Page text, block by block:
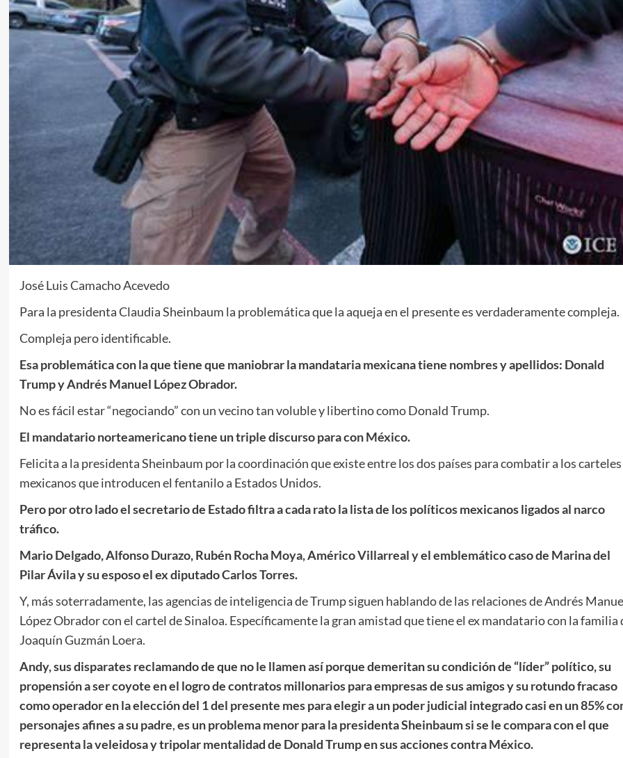
José Luis Camacho Acevedo
Para la presidenta Claudia Sheinbaum la problemática que la aqueja en el presente es verdaderamente compleja.
Compleja pero identificable.
Esa problemática con la que tiene que maniobrar la mandataria mexicana tiene nombres y apellidos: Donald
Trump y Andrés Manuel López Obrador.
No es fácil estar “negociando” con un vecino tan voluble y libertino como Donald Trump.
El mandatario norteamericano tiene un triple discurso para con México.
Felicita a la presidenta Sheinbaum por la coordinación que existe entre los dos países para combatir a los carteles
mexicanos que introducen el fentanilo a Estados Unidos.
Pero por otro lado el secretario de Estado filtra a cada rato la lista de los políticos mexicanos ligados al narco
tráfico.
Mario Delgado, Alfonso Durazo, Rubén Rocha Moya, Américo Villarreal y el emblemático caso de Marina del
Pilar Ávila y su esposo el ex diputado Carlos Torres.
Y, más soterradamente, las agencias de inteligencia de Trump siguen hablando de las relaciones de Andrés
López Obrador con el cartel de Sinaloa. Específicamente la gran amistad que tiene el ex mandatario con la familia
Joaquín Guzmán Loera.
Andy, sus disparates reclamando de que no le llamen así porque demeritan su condición de “líder” político, su
propensión a ser coyote en el logro de contratos millonarios para empresas de sus amigos y su rotundo fracaso
como operador en la elección del 1 del presente mes para elegir a un poder judicial integrado casi en un 85%
personajes afines a su padre,es un problema menor para la presidenta Sheinbaum si se le compara con el que
representa la veleidosa y tripolar mentalidad de Donald Trump en sus acciones contra México.